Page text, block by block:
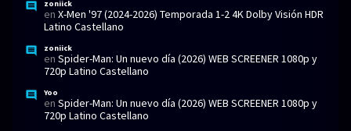
zoniick
en X-Men '97 (2024-2026) Temporada 1-2 4K Dolby Visión HDR
Latino Castellano
zoniick
en Spider-Man: Un nuevo día (2026) WEB SCREENER 1080p y
720p Latino Castellano
Yoo
en Spider-Man: Un nuevo día (2026) WEB SCREENER 1080p y
720p Latino Castellano